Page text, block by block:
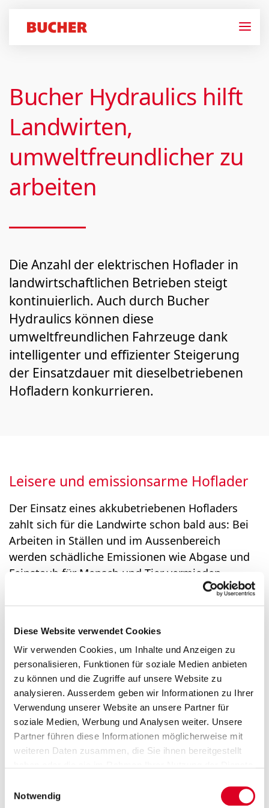
Diese Website verwendet Cookies
Wir verwenden Cookies, um Inhalte und Anzeigen zu
personalisieren, Funktionen für soziale Medien anbieten
zu können und die Zugriffe auf unsere Website zu
analysieren. Ausserdem geben wir Informationen zu Ihrer
Verwendung unserer Website an unsere Partner für
soziale Medien, Werbung und Analysen weiter. Unsere
Partner führen diese Informationen möglicherweise mit
weiteren Daten zusammen, die Sie ihnen bereitgestellt
Notwendig
Bucher Hydraulics hilft
Landwirten,
umweltfreundlicher zu
arbeiten
Die Anzahl der elektrischen Hoflader in
landwirtschaftlichen Betrieben steigt
kontinuierlich. Auch durch Bucher
Hydraulics können diese
umweltfreundlichen Fahrzeuge dank
intelligenter und effizienter Steigerung
der Einsatzdauer mit dieselbetriebenen
Hofladern konkurrieren.
Leisere und emissionsarme Hoflader
Der Einsatz eines akkubetriebenen Hofladers
zahlt sich für die Landwirte schon bald aus: Bei
Arbeiten in Ställen und im Aussenbereich
werden schädliche Emissionen wie Abgase und
Feinstaub für Mensch und Tier vermieden.
Angrenzende Nachbarn profitieren von den halb
so lauten Fahrzeugen, die dadurch auch abends